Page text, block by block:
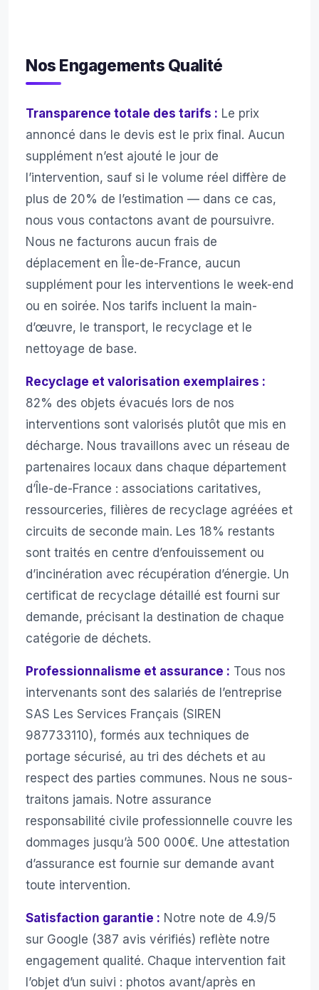
Nos Engagements Qualité
Transparence totale des tarifs : Le prix
annoncé dans le devis est le prix final. Aucun
supplément n’est ajouté le jour de
l’intervention, sauf si le volume réel diffère de
plus de 20% de l’estimation — dans ce cas,
nous vous contactons avant de poursuivre.
Nous ne facturons aucun frais de
déplacement en Île-de-France, aucun
supplément pour les interventions le week-end
ou en soirée. Nos tarifs incluent la main-
d’œuvre, le transport, le recyclage et le
nettoyage de base.
Recyclage et valorisation exemplaires :
82% des objets évacués lors de nos
interventions sont valorisés plutôt que mis en
décharge. Nous travaillons avec un réseau de
partenaires locaux dans chaque département
d’Île-de-France : associations caritatives,
ressourceries, filières de recyclage agréées et
circuits de seconde main. Les 18% restants
sont traités en centre d’enfouissement ou
d’incinération avec récupération d’énergie. Un
certificat de recyclage détaillé est fourni sur
demande, précisant la destination de chaque
catégorie de déchets.
Professionnalisme et assurance : Tous nos
intervenants sont des salariés de l’entreprise
SAS Les Services Français (SIREN
987733110), formés aux techniques de
portage sécurisé, au tri des déchets et au
respect des parties communes. Nous ne sous-
traitons jamais. Notre assurance
responsabilité civile professionnelle couvre les
dommages jusqu’à 500 000€. Une attestation
d’assurance est fournie sur demande avant
toute intervention.
Satisfaction garantie : Notre note de 4.9/5
sur Google (387 avis vérifiés) reflète notre
engagement qualité. Chaque intervention fait
l’objet d’un suivi : photos avant/après en